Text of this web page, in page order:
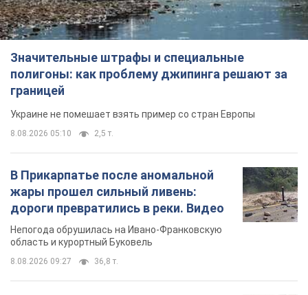
Значительные штрафы и специальные
полигоны: как проблему джипинга решают за
границей
Украине не помешает взять пример со стран Европы
8.08.2026 05:10 2,5 т.
В Прикарпатье после аномальной
жары прошел сильный ливень:
дороги превратились в реки. Видео
Непогода обрушилась на Ивано-Франковскую
область и курортный Буковель
8.08.2026 09:27 36,8 т.